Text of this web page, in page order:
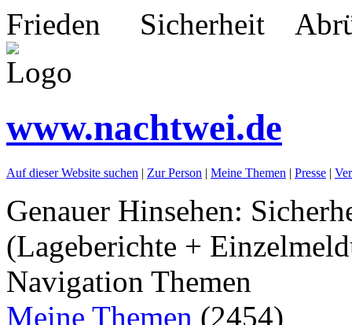
Frieden Sicherheit
www.nachtwei.de
Auf dieser Website suchen | Zur Person | Meine Themen | Presse |
Genauer Hinsehen:
(Lageberichte +
Navigation Themen
Meine Themen (2454)